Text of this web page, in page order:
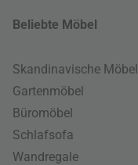
Beliebte Möbel
Skandinavische Möbel
Gartenmöbel
Büromöbel
Schlafsofa
Wandregale